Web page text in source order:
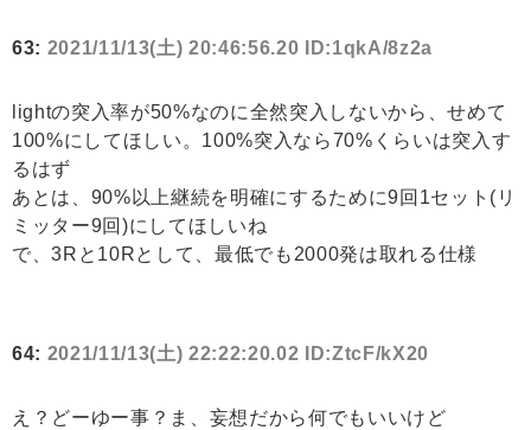
63: 2021/11/13(土) 20:46:56.20 ID:1qkA/8z2a
lightの突入率が50%なのに全然突入しないから、せめて
100%にしてほしい。100%突入なら70%くらいは突入す
るはず
あとは、90%以上継続を明確にするために9回1セット(リ
ミッター9回)にしてほしいね
で、3Rと10Rとして、最低でも2000発は取れる仕様
64: 2021/11/13(土) 22:22:20.02 ID:ZtcF/kX20
え？どーゆー事？ま、妄想だから何でもいいけど